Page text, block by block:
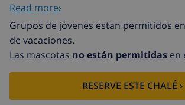
alojamiento dispone de: lavadora, caja
secador de pelo. Internet (Wifi, gratis).
cuenta: casa para no fumadores.
sólo en la terraza. ETV1127
Finca "Son Femenia", bonita de 2
prados y campos. A 1.5 km del centro
Read more›
Grupos de jóvenes estan permitidos
de vacaciones.
Las mascotas no están permitidas en
RESERVE ESTE CHALÉ ›